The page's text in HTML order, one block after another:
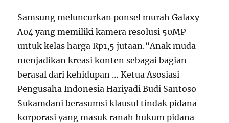
Samsung meluncurkan ponsel murah Galaxy
A04 yang memiliki kamera resolusi 50MP
untuk kelas harga Rp1,5 jutaan.”Anak muda
menjadikan kreasi konten sebagai bagian
berasal dari kehidupan … Ketua Asosiasi
Pengusaha Indonesia Hariyadi Budi Santoso
Sukamdani berasumsi klausul tindak pidana
korporasi yang masuk ranah hukum pidana